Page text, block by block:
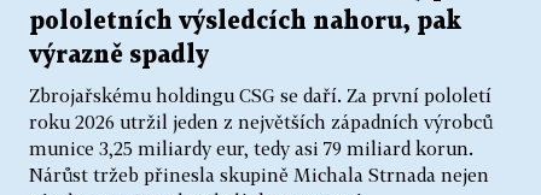
pololetních výsledcích nahoru, pak
výrazně spadly
Zbrojařskému holdingu CSG se daří. Za první pololetí
roku 2026 utržil jeden z největších západních výrobců
munice 3,25 miliardy eur, tedy asi 79 miliard korun.
Nárůst tržeb přinesla skupině Michala Strnada nejen